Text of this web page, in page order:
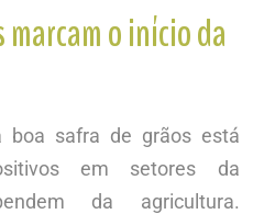
o início da
boa safra de grãos está
em setores da
da agricultura.